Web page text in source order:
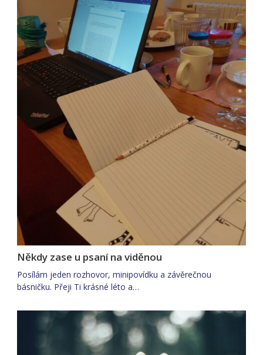
Někdy zase u psaní na viděnou
Posílám jeden rozhovor, minipovídku a závěrečnou
básničku. Přeji Ti krásné léto a…